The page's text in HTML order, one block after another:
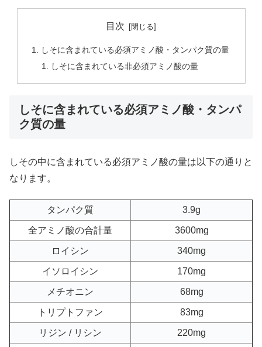
目次
しそに含まれている必須アミノ酸・タンパク質の量
しそに含まれている非必須アミノ酸の量
しそに含まれている必須アミノ酸・タンパ
ク質の量
しその中に含まれている必須アミノ酸の量は以下の通りと
なります。
タンパク質 3.9g
全アミノ酸の合計量 3600mg
ロイシン 340mg
イソロイシン 170mg
メチオニン 68mg
トリプトファン 83mg
リジン / リシン 220mg